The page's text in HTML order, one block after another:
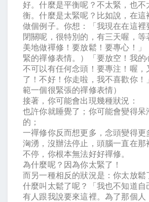
好。什麼是平衡呢？不太緊，也不
衡。什麼是太緊呢？比如說，在這
做個例子。你想：「我現在在這裡
閉關呢，很特別的，有三天喔，等
美地做禪修！要放鬆！要專心！」
緊的禪修表情。）「要放空！我的
不可以有任何念頭！要專注！喔，
了！不好！你走啦，我不喜歡你！
範一個很緊張的禪修表情）
接著，你可能會出現幾種狀況：
也許你就睡覺了；你可能會變得呆
的；
一禪修你反而想更多，念頭變得更
洶湧，沒辦法停止，頭腦一直在那
不停，你根本無法好好禪修。
為什麼呢？因為你太緊了！
而另一種相反的狀況是：你太放鬆
什麼叫太鬆了呢？「我也不知道自
有人跟我說要來這裡。為了那個人